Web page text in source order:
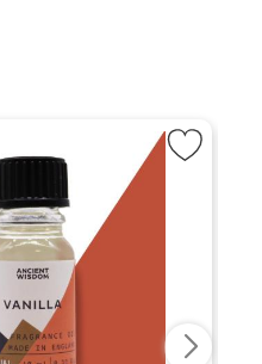
Markera Doftolja - Vanilj